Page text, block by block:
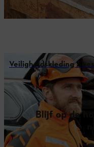
Veiligheidskleding /
Blijf op de